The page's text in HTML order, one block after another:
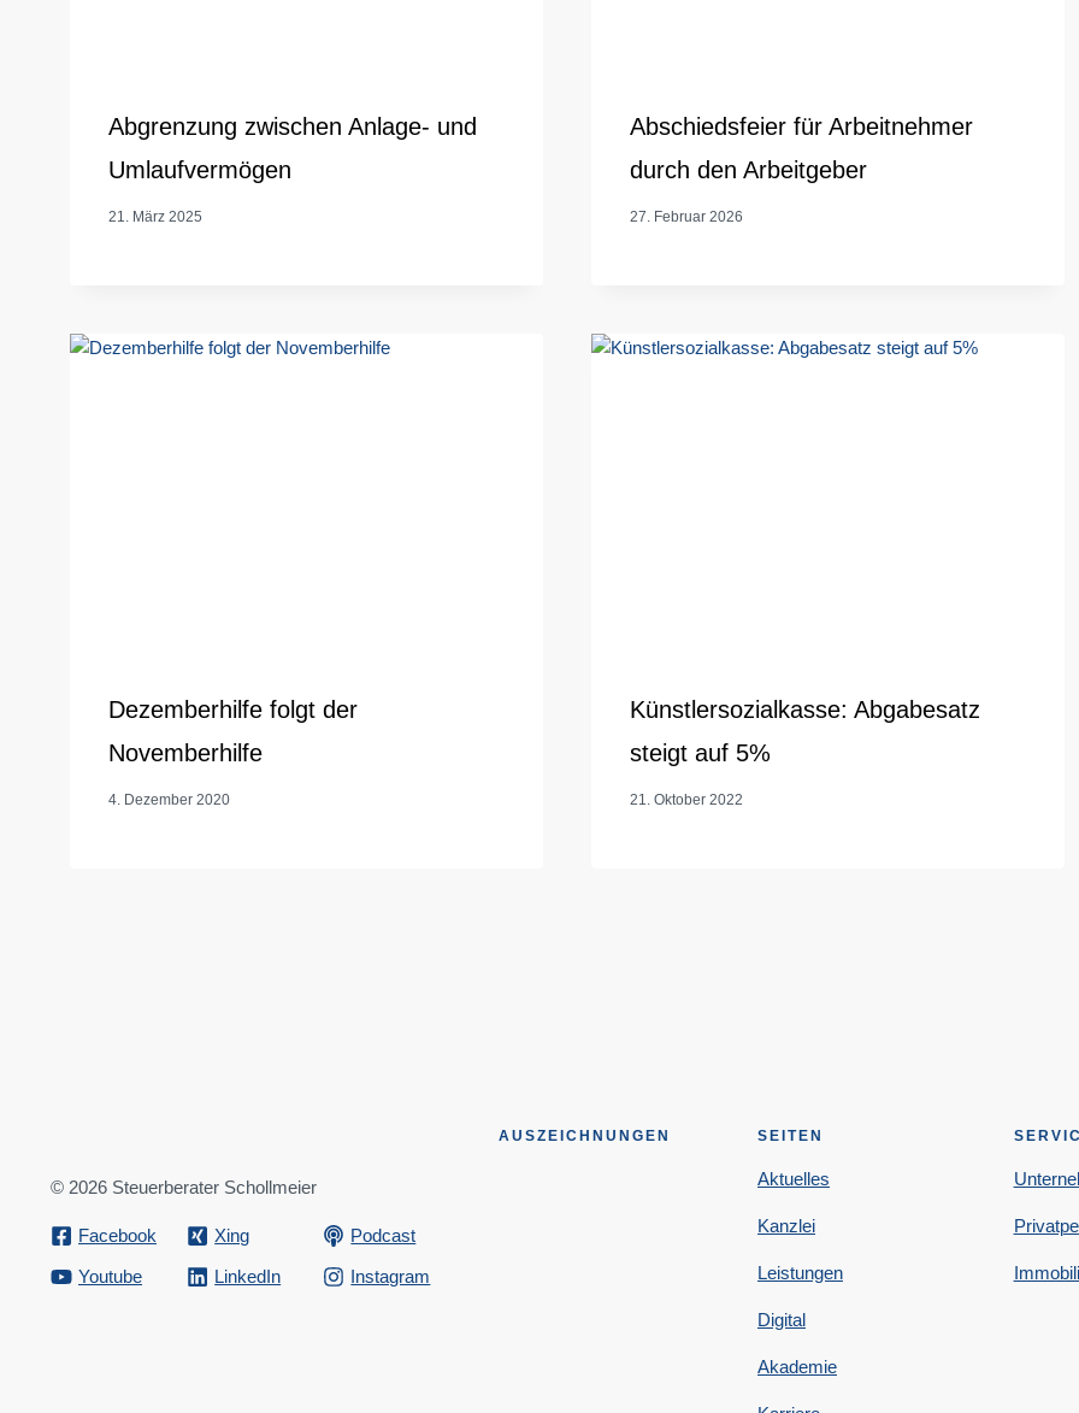
Abgrenzung zwischen Anlage- und
Umlaufvermögen
21. März 2025
Abschiedsfeier für Arbeitnehmer
durch den Arbeitgeber
27. Februar 2026
Dezemberhilfe folgt der
Novemberhilfe
4. Dezember 2020
Künstlersozialkasse: Abgabesatz
steigt auf 5%
21. Oktober 2022
© 2026 Steuerberater Schollmeier
Facebook Xing
Podcast
Youtube
LinkedIn Instagram
AUSZEICHNUNGEN SEITEN
Aktuelles
Kanzlei
Leistungen
Digital
Akademie